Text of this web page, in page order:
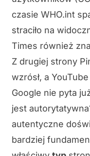
czasie WHO.int
straciło na
Times również
Z drugiej strony
wzrósł, a
Google nie pyta
jest
autentyczne
bardziej